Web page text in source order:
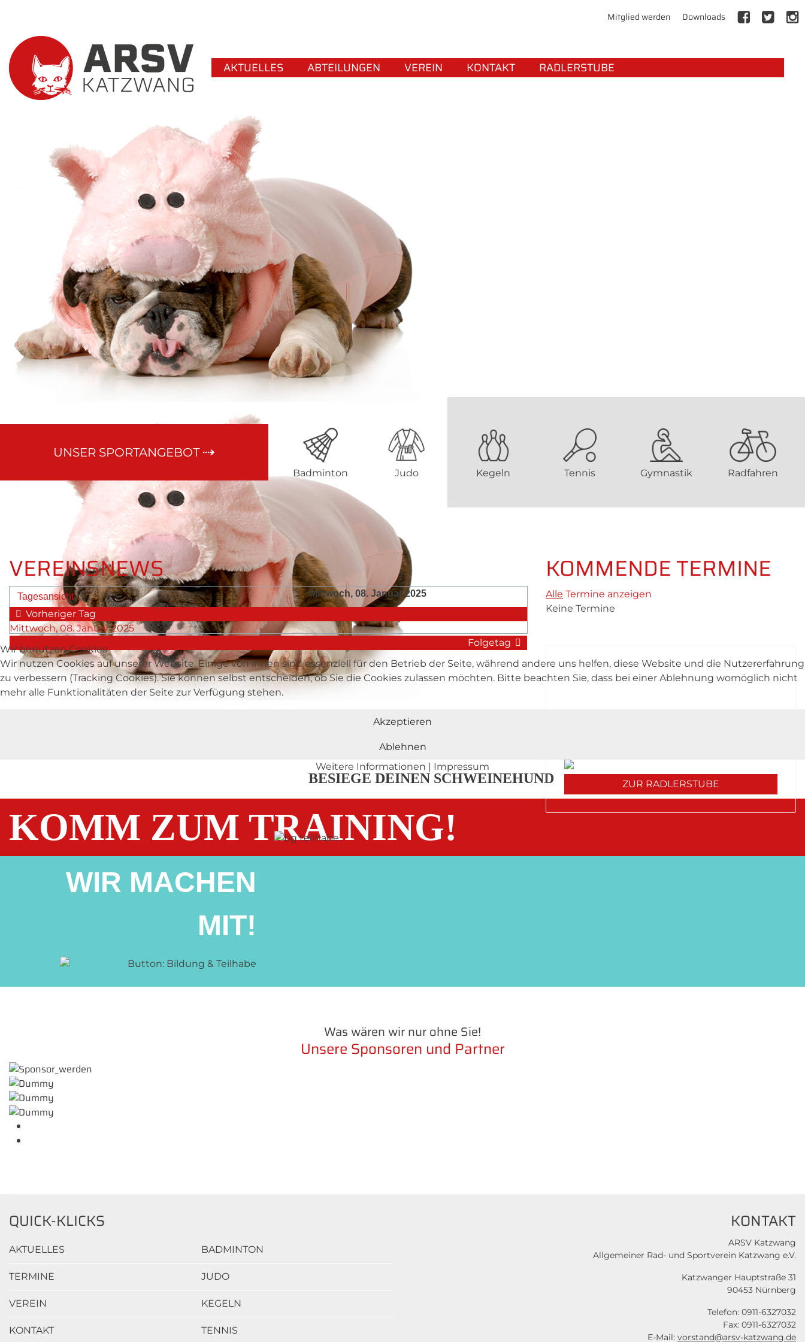
Mitglied werden Downloads
AKTUELLES ABTEILUNGEN VEREIN KONTAKT RADLERSTUBE
DU SCHAFFST ES!
BESIEGE DEINEN SCHWEINEHUND
KOMM ZUM TRAINING!
UNSER SPORTANGEBOT
Badminton Judo Kegeln Tennis Gymnastik Radfahren
VEREINSNEWS
Tagesansicht Mittwoch, 08. Januar 2025
Vorheriger Tag
Mittwoch, 08. Januar 2025
Folgetag
KOMMENDE TERMINE
Alle Termine anzeigen
Keine Termine
UNSERE RADLERSTUBE KOCHT
ZUR RADLERSTUBE
WIR MACHEN
MIT!
Was wären wir nur ohne Sie!
Unsere Sponsoren und Partner
QUICK-KLICKS
AKTUELLES
TERMINE
VEREIN
KONTAKT
BADMINTON
JUDO
KEGELN
TENNIS
KONTAKT
ARSV Katzwang
Allgemeiner Rad- und Sportverein Katzwang e.V.
Katzwanger Hauptstraße 31
90453 Nürnberg
Telefon: 0911-6327032
Fax: 0911-6327032
E-Mail: vorstand@arsv-katzwang.de
Wir benutzen Cookies
Wir nutzen Cookies auf unserer Website. Einige von ihnen sind essenziell für den Betrieb der Seite, während andere uns helfen, diese Website und die Nutzererfahrung
zu verbessern (Tracking Cookies). Sie können selbst entscheiden, ob Sie die Cookies zulassen möchten. Bitte beachten Sie, dass bei einer Ablehnung womöglich nicht
mehr alle Funktionalitäten der Seite zur Verfügung stehen.
Akzeptieren
Ablehnen
Weitere Informationen | Impressum